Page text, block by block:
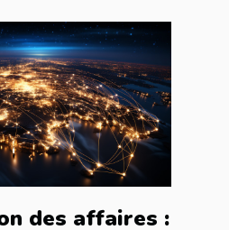
des affaires :